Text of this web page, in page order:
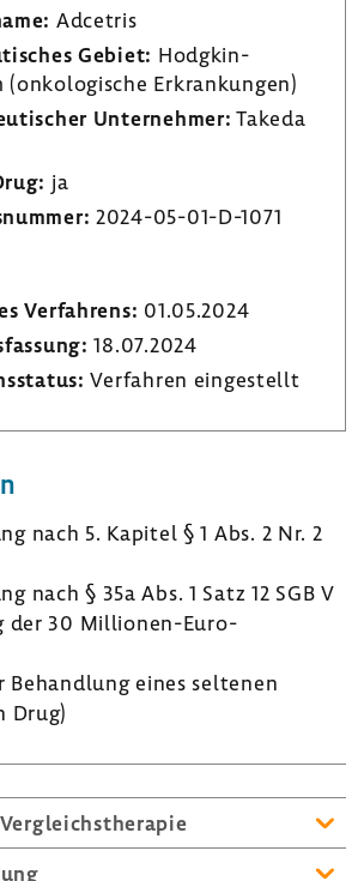
Adce­tris
Gebiet: Hodgkin-​
(onko­lo­gi­sche Erkran­kungen)
Unter­nehmer: Takeda
ja
2024-​05-01-D-1071
Verfah­rens: 01.05.2024
18.07.2024
Verfahren einge­stellt
nach 5. Kapitel § 1 Abs. 2 Nr. 2
nach § 35a Abs. 1 Satz 12 SGB V
der 30 Millionen-​Euro-
eines seltenen
Drug)